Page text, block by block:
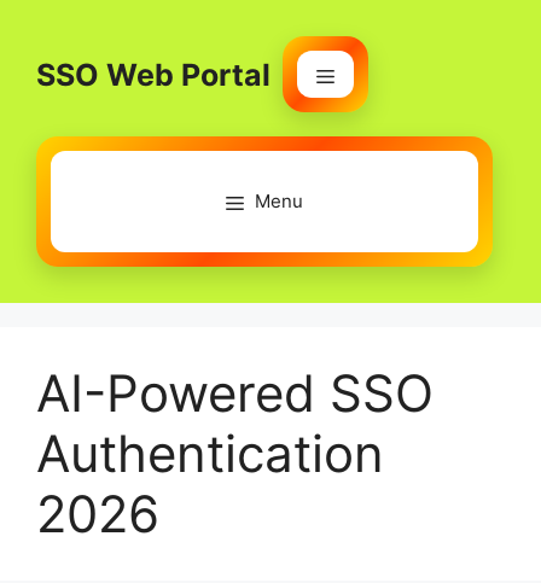
contentSSO Web Portal
Menu
Menu
AI-Powered SSO
Authentication
2026